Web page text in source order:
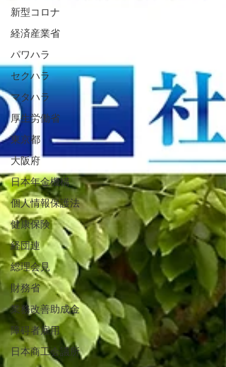
新型コロナ
経済産業省
パワハラ
セクハラ
マタハラ
厚生労働省
東京都
大阪府
日本年金機構
個人情報保護法
健康保険
経団連
総理会見
財務省
業務改善助成金
障碍者雇用
日本商工会議所